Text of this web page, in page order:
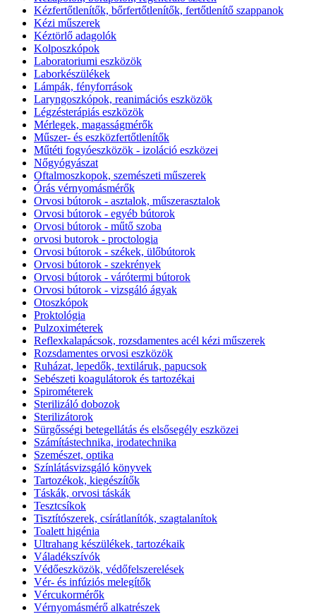
Kézfertőtlenítők, bőrfertőtlenítők, fertőtlenítő szappanok
Kézi műszerek
Kéztörlő adagolók
Kolposzkópok
Laboratoriumi eszközök
Laborkészülékek
Lámpák, fényforrások
Laryngoszkópok, reanimációs eszközök
Légzésterápiás eszközök
Mérlegek, magasságmérők
Műszer- és eszközfertőtlenítők
Műtéti fogyóeszközök - izoláció eszközei
Nőgyógyászat
Oftalmoszkopok, szemészeti műszerek
Órás vérnyomásmérők
Orvosi bútorok - asztalok, műszerasztalok
Orvosi bútorok - egyéb bútorok
Orvosi bútorok - műtő szoba
orvosi butorok - proctologia
Orvosi bútorok - székek, ülőbútorok
Orvosi bútorok - szekrények
Orvosi bútorok - várótermi bútorok
Orvosi bútorok - vizsgáló ágyak
Otoszkópok
Proktológia
Pulzoximéterek
Reflexkalapácsok, rozsdamentes acél kézi műszerek
Rozsdamentes orvosi eszközök
Ruházat, lepedők, textiláruk, papucsok
Sebészeti koagulátorok és tartozékai
Spirométerek
Sterilizáló dobozok
Sterilizátorok
Sürgősségi betegellátás és elsősegély eszközei
Számítástechnika, irodatechnika
Szemészet, optika
Színlátásvizsgáló könyvek
Tartozékok, kiegészítők
Táskák, orvosi táskák
Tesztcsíkok
Tisztítószerek, csírátlanítók, szagtalanítok
Toalett higénia
Ultrahang készülékek, tartozékaik
Váladékszívók
Védőeszközök, védőfelszerelések
Vér- és infúziós melegítők
Vércukormérők
Vérnyomásmérő alkatrészek